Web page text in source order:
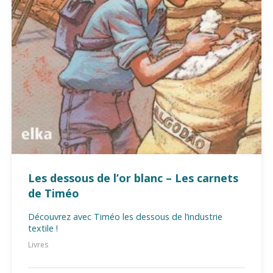
Les dessous de l’or blanc – Les carnets
de Timéo
Découvrez avec Timéo les dessous de l’industrie
textile !
Livres